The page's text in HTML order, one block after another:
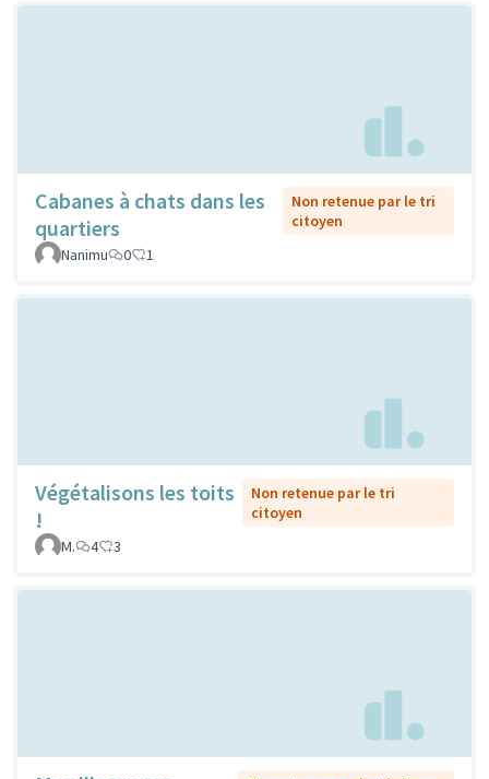
Cabanes à chats dans les
quartiers
Non retenue par le tri
citoyen
Nanimu
0 1
Végétalisons les toits
!
Non retenue par le tri
citoyen
M.
4 3